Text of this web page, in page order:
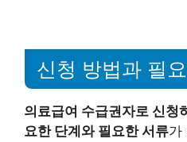
신청 방법과 필
의료급여 수급권자로 신청
요한 단계와 필요한 서류가